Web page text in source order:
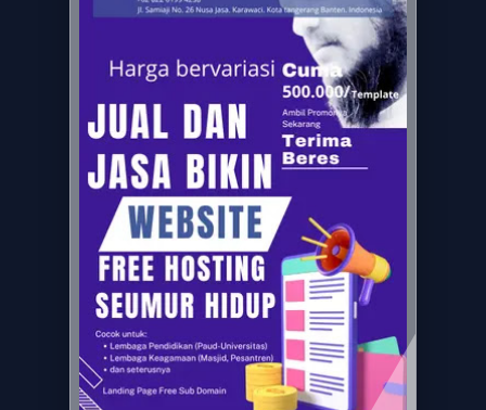
Terhubung Dengan Kami
Subulussalam, Aceh
marinesydesign@gmail.com
Metode Pembayaran Aman: